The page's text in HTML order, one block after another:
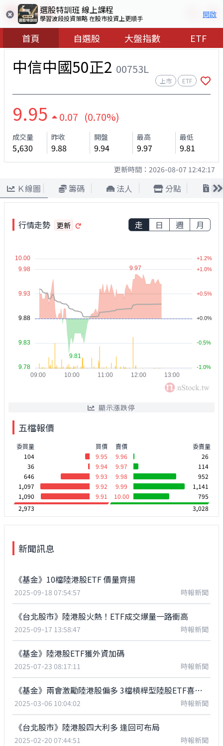
選股特訓班 線上課程
學習波段投資策略 在股市投資上更順手 開啟
首頁 自選股 大盤指數 ETF
中信中國50正2 00753L
上市 ETF
9.95 0.07 (0.70%)
成交量
5,630
昨收
9.88
開盤
9.94
最高
9.97
最低
9.81
更新時間： 2026-08-07 12:42:17
Ｋ線圖 籌碼 法人 分點 股
行情走勢 更新 走 日 週 月
顯示漲跌停
五檔報價
委買量
買價
104
9.95
36
9.94
646
9.93
1,097
9.92
1,090
9.91
賣價
委賣量
9.96
26
9.97
114
9.98
952
9.99
1,141
10.00
795
2,973
3,028
新聞訊息
《基金》10檔陸港股ETF 價量齊揚
2025-09-18 07:54:57 時報新聞
《台北股市》陸港股火熱！ETF成交爆量一路衝高
2025-09-17 13:58:47 時報新聞
《基金》陸港股ETF獲外資加碼
2025-07-23 08:17:11 時報新聞
《基金》兩會激勵陸港股偏多 3檔槓桿型陸股ETF喜孜孜
2025-03-06 10:04:02 時報新聞
《台北股市》陸港股四大利多 逢回可布局
2025-02-20 07:44:51 時報新聞